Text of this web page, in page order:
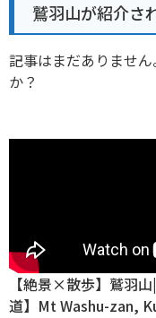
鷲羽山が紹介さ
記事はまだありませ
か？
【絶景×散歩】鷲羽
道】Mt Washu-zan,